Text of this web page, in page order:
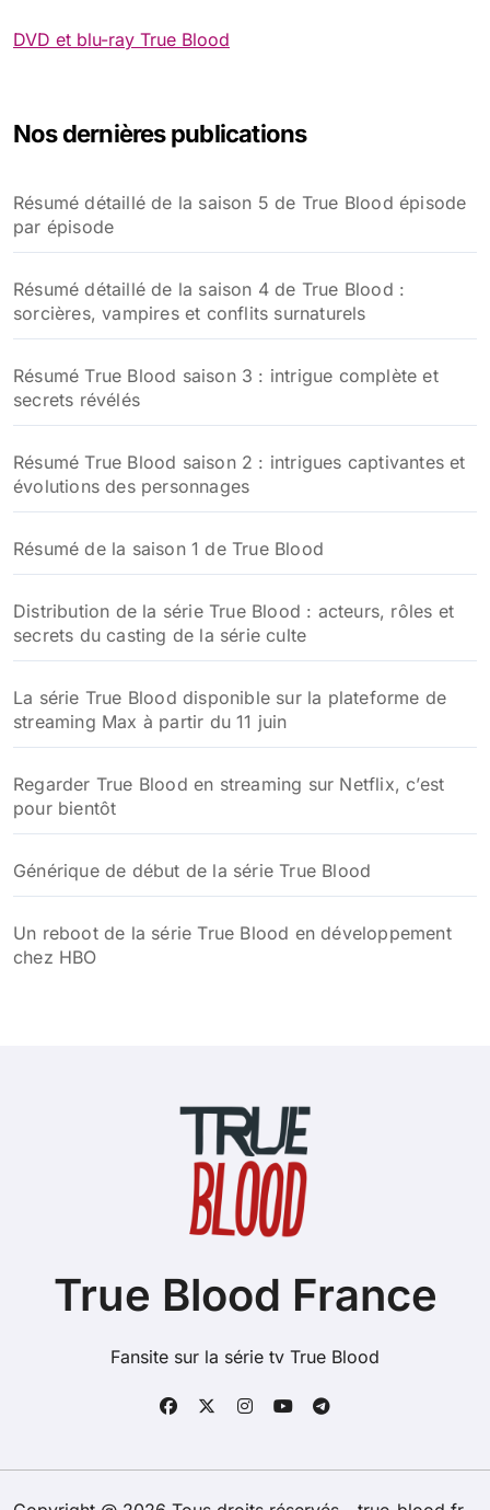
DVD et blu-ray True Blood
Nos dernières publications
Résumé détaillé de la saison 5 de True Blood épisode
par épisode
Résumé détaillé de la saison 4 de True Blood :
sorcières, vampires et conflits surnaturels
Résumé True Blood saison 3 : intrigue complète et
secrets révélés
Résumé True Blood saison 2 : intrigues captivantes et
évolutions des personnages
Résumé de la saison 1 de True Blood
Distribution de la série True Blood : acteurs, rôles et
secrets du casting de la série culte
La série True Blood disponible sur la plateforme de
streaming Max à partir du 11 juin
Regarder True Blood en streaming sur Netflix, c’est
pour bientôt
Générique de début de la série True Blood
Un reboot de la série True Blood en développement
chez HBO
True Blood France
Fansite sur la série tv True Blood